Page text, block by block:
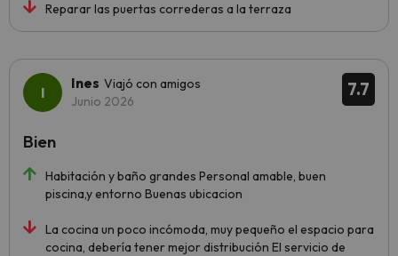
Reparar las puertas correderas a la terraza
7.7
Ines Viajó con amigos
Junio 2026
Habitación y baño grandes Personal amable, buen
piscina,y entorno Buenas ubicacion
La cocina un poco incómoda, muy pequeño el espacio para
cocina, debería tener mejor distribución El servicio de
Bien